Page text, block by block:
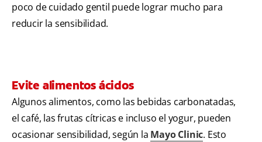
poco de cuidado gentil puede lograr mucho para
reducir la sensibilidad.
Evite alimentos ácidos
Algunos alimentos, como las bebidas carbonatadas,
el café, las frutas cítricas e incluso el yogur, pueden
ocasionar sensibilidad, según la Mayo Clinic. Esto